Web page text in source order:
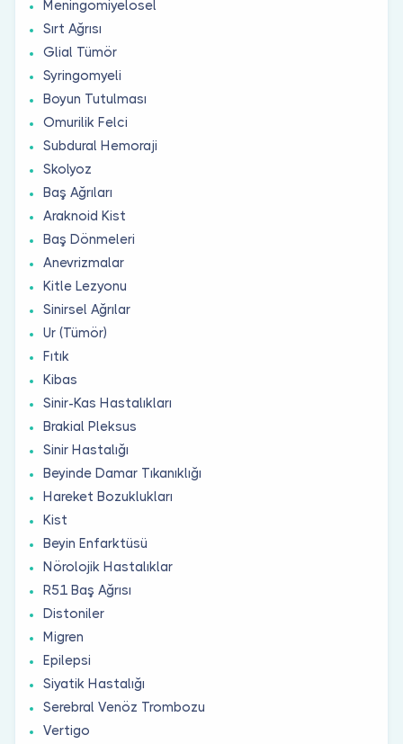
Meningomiyelosel
Sırt Ağrısı
Glial Tümör
Syringomyeli
Boyun Tutulması
Omurilik Felci
Subdural Hemoraji
Skolyoz
Baş Ağrıları
Araknoid Kist
Baş Dönmeleri
Anevrizmalar
Kitle Lezyonu
Sinirsel Ağrılar
Ur (Tümör)
Fıtık
Kibas
Sinir-Kas Hastalıkları
Brakial Pleksus
Sinir Hastalığı
Beyinde Damar Tıkanıklığı
Hareket Bozuklukları
Kist
Beyin Enfarktüsü
Nörolojik Hastalıklar
R51 Baş Ağrısı
Distoniler
Migren
Epilepsi
Siyatik Hastalığı
Serebral Venöz Trombozu
Vertigo